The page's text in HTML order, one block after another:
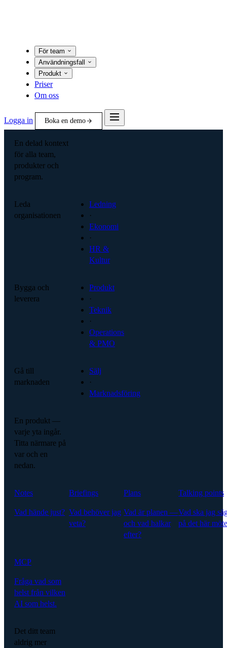
För team
Användningsfall
Produkt
Priser
Om oss
Logga in Boka en demo
En delad kontext
för alla team,
produkter och
program.
Leda
organisationen
Ledning
·
Ekonomi
·
HR &
Kultur
Bygga och
leverera
Produkt
·
Teknik
·
Operations
& PMO
Gå till
marknaden
Sälj
·
Marknadsföring
En produkt —
varje yta ingår.
Titta närmare på
var och en
nedan.
Notes
Vad hände just?
Briefings
Vad behöver jag
veta?
Plans
Vad är planen —
och vad halkar
efter?
Talking points
Vad ska jag
på det här
MCP
Fråga vad som
helst från vilken
AI som helst.
Det ditt team
aldrig mer